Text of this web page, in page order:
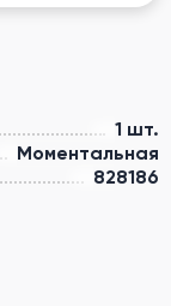
1 шт.
Моментальная
828186